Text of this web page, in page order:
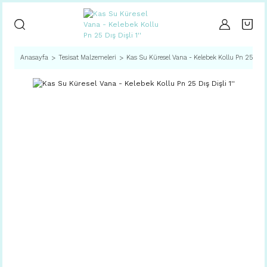
Anasayfa Tesisat Malzemeleri Kas Su Küresel Vana - Kelebek Kollu Pn 25 Dış